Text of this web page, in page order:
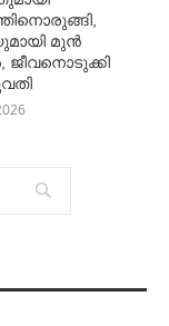
മുൻ
ജീവനൊടുക്കി